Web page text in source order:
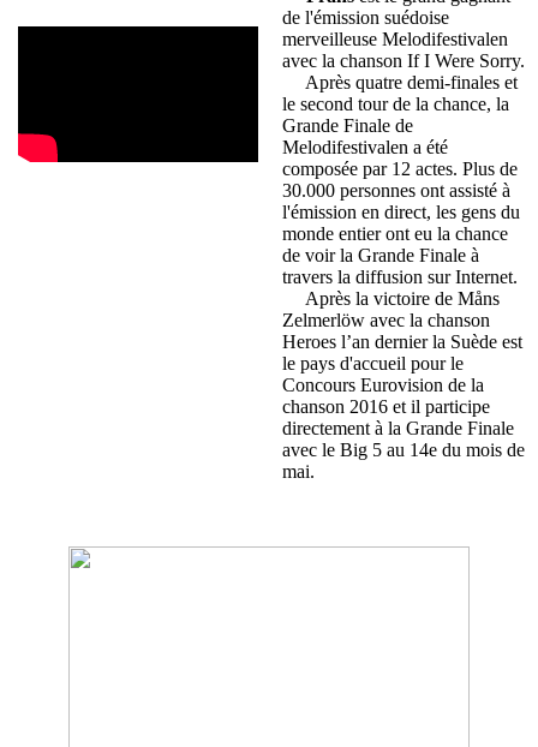
de l'émission suédoise
merveilleuse Melodifestivalen
avec la chanson If I Were Sorry.
Après quatre demi-finales et
le second tour de la chance, la
Grande Finale de
Melodifestivalen a été
composée par 12 actes. Plus de
30.000 personnes ont assisté à
l'émission en direct, les gens du
monde entier ont eu la chance
de voir la Grande Finale à
travers la diffusion sur Internet.
Après la victoire de Måns
Zelmerlöw avec la chanson
Heroes l’an dernier la Suède est
le pays d'accueil pour le
Concours Eurovision de la
chanson 2016 et il participe
directement à la Grande Finale
avec le Big 5 au 14e du mois de
mai.